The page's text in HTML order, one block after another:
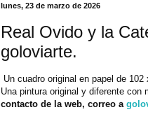
lunes, 23 de marzo de 2026
Real Ovido y la
goloviarte.
Un cuadro original en papel de
Una pintura original y diferente con
contacto de la web, correo a